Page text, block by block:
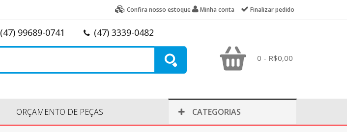
Confira nosso estoque Minha conta Finalizar pedido
(47) 99689-0741 (47) 3339-0482
0 - R$0,00
ORÇAMENTO DE PEÇAS CATEGORIAS